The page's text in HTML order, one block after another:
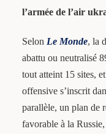
l’armée de l’air
Selon Le Monde, la
abattu ou neutralisé
tout atteint 15 sites,
offensive s’inscrit
parallèle, un plan de
favorable à la